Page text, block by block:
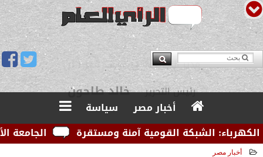
مدير التحرير يوسف قبودان
أخبار مصر
سياسة
الجامعة
الشبكة القومية آمنة ومستقرة
أخبار مصر